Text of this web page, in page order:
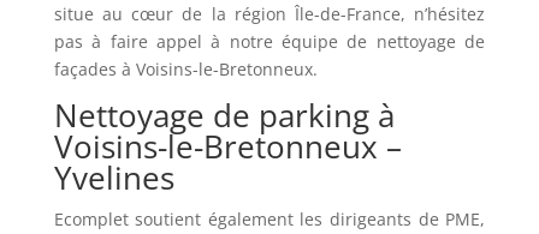
situe au cœur de la région Île-de-France, n’hésitez
pas à faire appel à notre équipe de nettoyage de
façades à Voisins-le-Bretonneux.
Nettoyage de parking à
Voisins-le-Bretonneux –
Yvelines
Ecomplet soutient également les dirigeants de PME,